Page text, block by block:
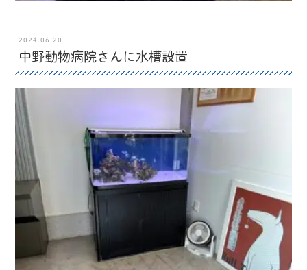
2024.06.20
中野動物病院さんに水槽設置